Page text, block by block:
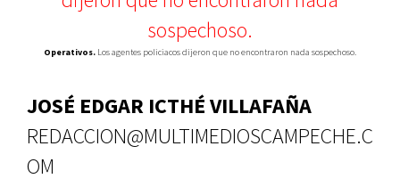
Operativos. Los agentes policiacos dijeron que no encontraron nada sospechoso.
JOSÉ EDGAR ICTHÉ VILLAFAÑA
REDACCION@MULTIMEDIOSCAMPECHE.C
OM